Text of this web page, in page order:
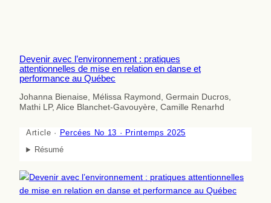
Devenir avec l’environnement : pratiques
attentionnelles de mise en relation en danse et
performance au Québec
Johanna Bienaise, Mélissa Raymond, Germain Ducros,
Mathi LP, Alice Blanchet-Gavouyère, Camille Renarhd
Article · Percées No 13 · Printemps 2025
Résumé